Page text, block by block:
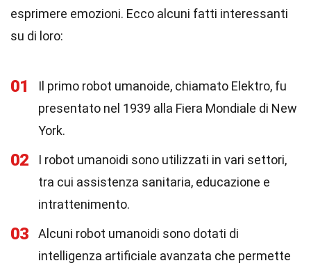
esprimere emozioni. Ecco alcuni fatti interessanti
su di loro:
01
Il primo robot umanoide, chiamato Elektro, fu
presentato nel 1939 alla Fiera Mondiale di New
York.
02
I robot umanoidi sono utilizzati in vari settori,
tra cui assistenza sanitaria, educazione e
intrattenimento.
03
Alcuni robot umanoidi sono dotati di
intelligenza artificiale avanzata che permette